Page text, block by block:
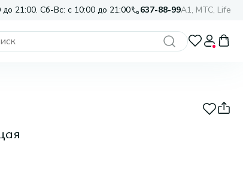
21:00. Сб-Вс: с 10:00 до 21:00 637-88-99A1, МТС, Life